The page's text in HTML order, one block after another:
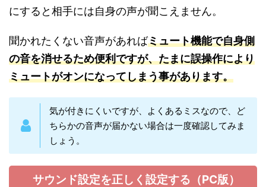
にすると相手には自身の声が聞こえません。
聞かれたくない音声があればミュート機能で自身側
の音を消せるため便利ですが、たまに誤操作により
ミュートがオンになってしまう事があります。
気が付きにくいですが、よくあるミスなので、ど
ちらかの音声が届かない場合は一度確認してみま
しょう。
サウンド設定を正しく設定する（PC版）